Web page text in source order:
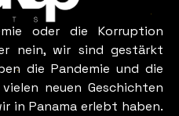
oder die Korruption
nein, wir sind gestärkt
die Pandemie und die
neuen Geschichten
in Panama erlebt haben.